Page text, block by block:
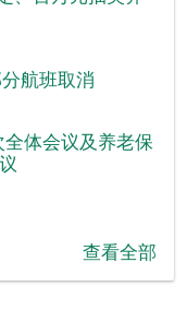
航班取消
体会议及养老保
查看全部